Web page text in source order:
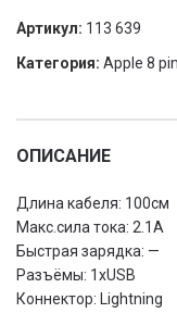
Артикул: 113 639
Категория: Apple 8 pin
ОПИСАНИЕ
Длина кабеля: 100см
Макс.сила тока: 2.1А
Быстрая зарядка: —
Разъёмы: 1хUSB
Коннектор: Lightning